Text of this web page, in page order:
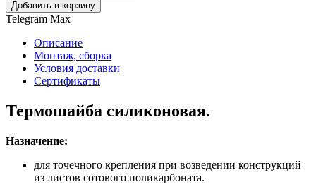
Добавить в корзину
Telegram Max
Описание
Монтаж, сборка
Условия доставки
Сертификаты
Термошайба силиконовая.
Назначение:
для точечного крепления при возведении конструкций
из листов сотового поликарбоната.